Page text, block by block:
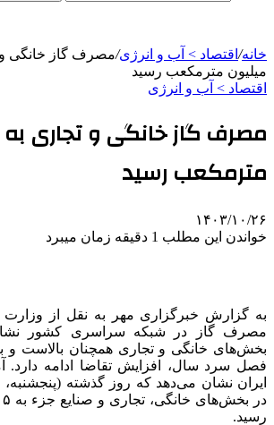
خانه/ اقتصاد > آب و انرژی/
میلیون مترمکعب رسید
اقتصاد > آب و انرژی
مترمکعب رسید
۱۴۰۳/۱۰/۲۶
خواندن این مطلب 1 دقیقه زمان میبرد
به گزارش خبرگزاری مهر به نقل از
مصرف گاز در شبکه سراسری کشور
بخش‌های خانگی و تجاری همچنان بالاست و
فصل سرد سال، افزایش تقاضا ادامه دارد.
رسید.